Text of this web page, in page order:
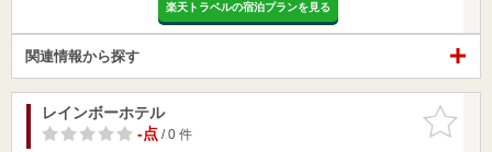
楽天トラベルの宿泊プランを見る
関連情報から探す
お気に入
りに追加
レインボーホテル
-点/ 0 件